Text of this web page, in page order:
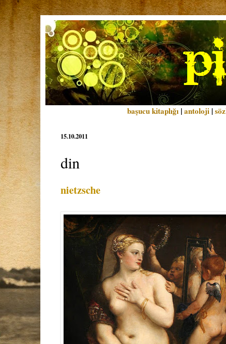
başucu kitaplığı |antoloji |
15.10.2011
din
nietzsche